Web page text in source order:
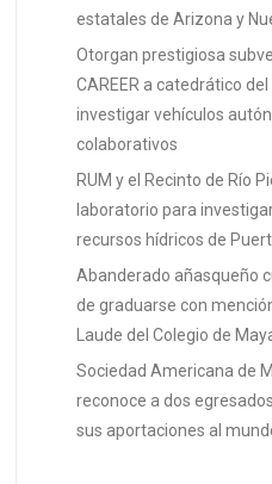
estatales de Arizona y
Otorgan prestigiosa
CAREER a catedrático del
investigar vehículos
colaborativos
RUM y el Recinto de Río
laboratorio para
recursos hídricos de
Abanderado añasqueño
de graduarse con
Laude del Colegio de
Sociedad Americana de
reconoce a dos
sus aportaciones al